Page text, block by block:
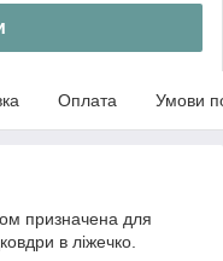
Оплата Умови
призначена для
в ліжечко.